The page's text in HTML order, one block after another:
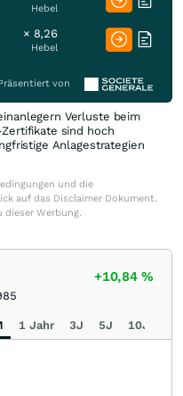
Hebel
× 8,26
Hebel
von
Verluste beim
sind hoch
Anlagestrategien
und die
auf das Disclaimer Dokument.
dieser Werbung.
+10,84%
1 Jahr 3J 5J 10J